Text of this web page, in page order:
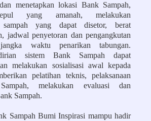
menetapkan lokasi Bank Sampah,
yang amanah, melakukan
sampah yang dapat disetor, berat
jadwal penyetoran dan pengangkutan
waktu penarikan tabungan.
sistem Bank Sampah dapat
melakukan sosialisasi awal kepada
pelatihan teknis, pelaksanaan
melakukan evaluasi dan
Sampah.
Sampah Bumi Inspirasi mampu hadir